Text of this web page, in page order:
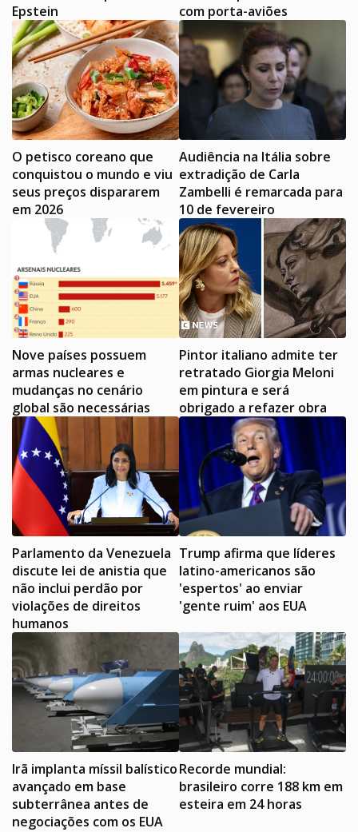
Epstein
com porta-aviões
O petisco coreano que
conquistou o mundo e viu
seus preços dispararem
em 2026
Audiência na Itália sobre
extradição de Carla
Zambelli é remarcada para
10 de fevereiro
Nove países possuem
armas nucleares e
mudanças no cenário
global são necessárias
Pintor italiano admite ter
retratado Giorgia Meloni
em pintura e será
obrigado a refazer obra
Parlamento da Venezuela
discute lei de anistia que
não inclui perdão por
violações de direitos
humanos
Trump afirma que líderes
latino-americanos são
'espertos' ao enviar
'gente ruim' aos EUA
Irã implanta míssil balístico
avançado em base
subterrânea antes de
negociações com os EUA
Recorde mundial:
brasileiro corre 188 km em
esteira em 24 horas